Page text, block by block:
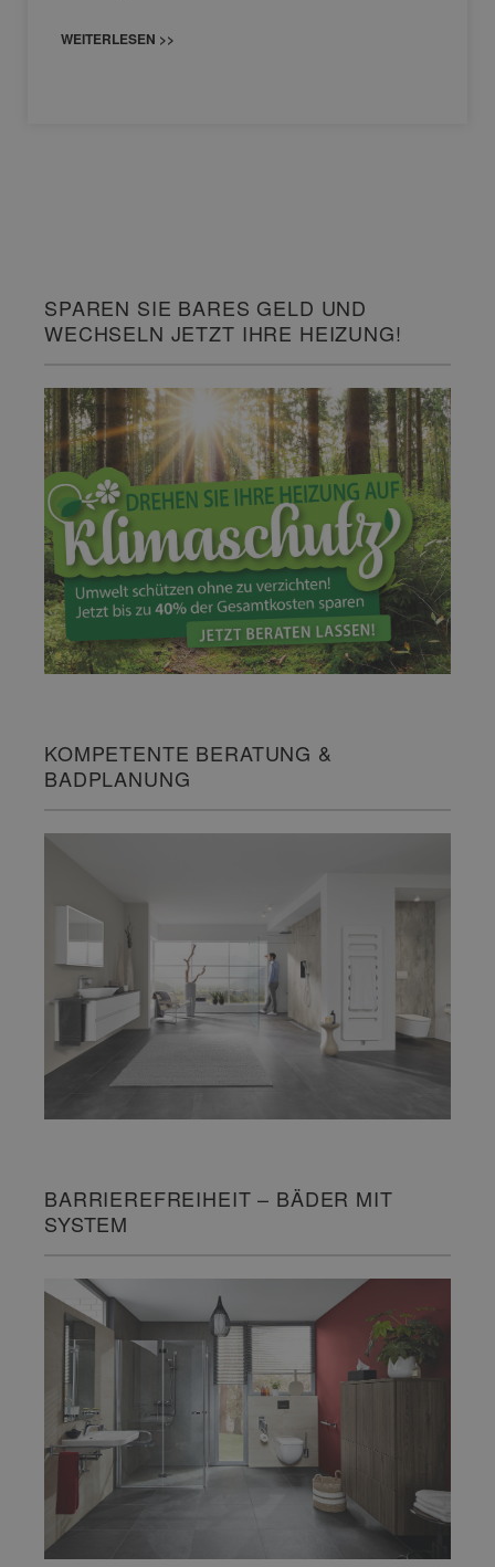
WEITERLESEN >>
SPAREN SIE BARES GELD UND
WECHSELN JETZT IHRE HEIZUNG!
KOMPETENTE BERATUNG &
BADPLANUNG
BARRIEREFREIHEIT – BÄDER MIT
SYSTEM